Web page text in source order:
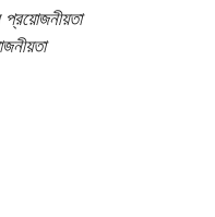
প্রয়োজনীয়তা